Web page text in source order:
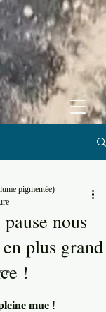
nous
plus grand
!
pigmentée)
5.
mue !